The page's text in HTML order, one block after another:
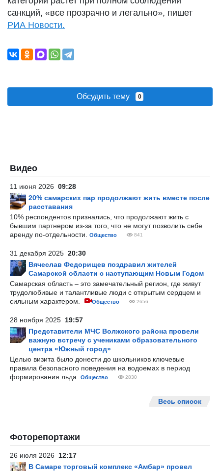
санкций, «все прозрачно и легально», пишет
РИА Новости.
Обсудить тему 0
Видео
11 июня 2026 09:28
20% самарских пар продолжают жить вместе после
расставания
10% респондентов признались, что продолжают жить с
бывшим партнером из-за того, что не могут позволить себе
аренду по-отдельности.
Общество 841
31 декабря 2025 20:30
Вячеслав Федорищев поздравил жителей
Самарской области с наступающим Новым Годом
Самарская область – это замечательный регион, где живут
трудолюбивые и талантливые люди с открытым сердцем и
сильным характером.
Общество 2656
28 ноября 2025 19:57
Представители МЧС Волжского района провели
важную встречу с учениками образовательного
центра «Южный город»
Целью визита было донести до школьников ключевые
правила безопасного поведения на водоемах в период
формирования льда.
Общество 2830
Весь список
Фоторепортажи
26 июля 2026 12:17
В Самаре торговый комплекс «Амбар» провел